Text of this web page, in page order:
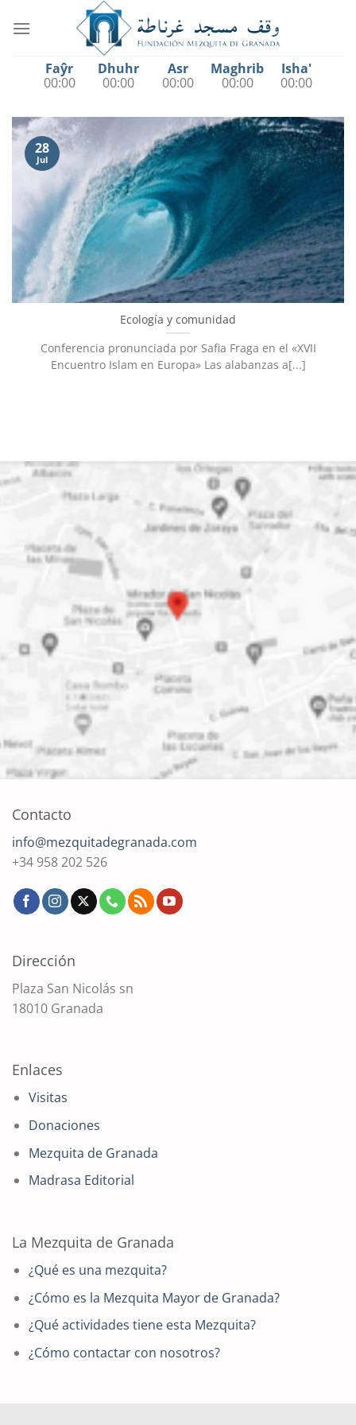
Faŷr
00:00
Dhuhr
00:00
Asr
00:00
Maghrib
00:00
Isha'
00:00
Ecología y comunidad
Conferencia pronunciada por Safia Fraga en el «XVII
Encuentro Islam en Europa» Las alabanzas a[...]
28
Jul
Contacto
info@mezquitadegranada.com
+34 958 202 526
Dirección
Plaza San Nicolás sn
18010 Granada
Enlaces
Visitas
Donaciones
Mezquita de Granada
Madrasa Editorial
La Mezquita de Granada
¿Qué es una mezquita?
¿Cómo es la Mezquita Mayor de Granada?
¿Qué actividades tiene esta Mezquita?
¿Cómo contactar con nosotros?